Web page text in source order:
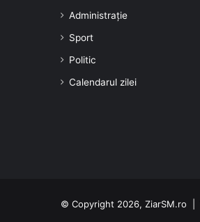
Administrație
Sport
Politic
Calendarul zilei
© Copyright 2026, ZiarSM.ro |